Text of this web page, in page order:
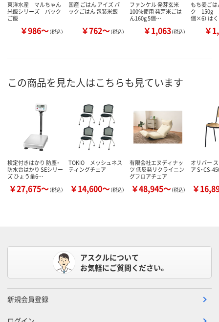
東洋水産 マルちゃん
米飯シリーズ パック
ご飯
￥986～（税込）
国産 ごはん アイズ パ
ックごはん 包装米飯
￥762～（税込）
ファンケル 発芽玄米
100%使用 発芽米ごは
ん160g 5個…
￥1,063（税込）
もち麦ご
ク 150g 1
個×6） は
￥
この商品を見た人はこちらも見ています
検定付きはかり 防塵・
防水台はかり SEシリー
ズ ひょう量6…
￥27,675～（税込）
TOKIO メッシュネス
ティングチェア
￥14,600～（税込）
有限会社エヌディナッ
ツ 低反発リクライニン
グフロアチェア
￥48,945～（税込）
オリバー
ア S・CS-
￥
アスクルについて
お気軽にご質問ください。
新規会員登録